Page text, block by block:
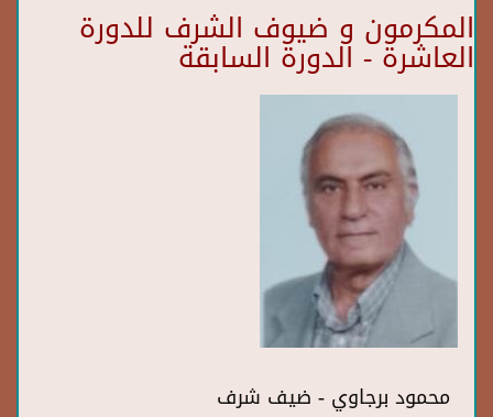
المكرمون و ضيوف الشرف للدورة
العاشرة - الدورة السابقة
محمود برجاوي - ضيف شرف